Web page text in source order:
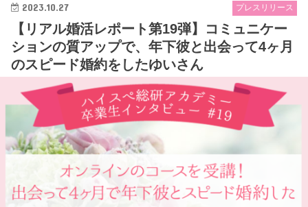
プレスリリース
2023.10.27
【リアル婚活レポート第19弾】コミュニケー
ションの質アップで、年下彼と出会って4ヶ月
のスピード婚約をしたゆいさん